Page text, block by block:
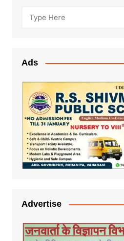
Ads
Advertise